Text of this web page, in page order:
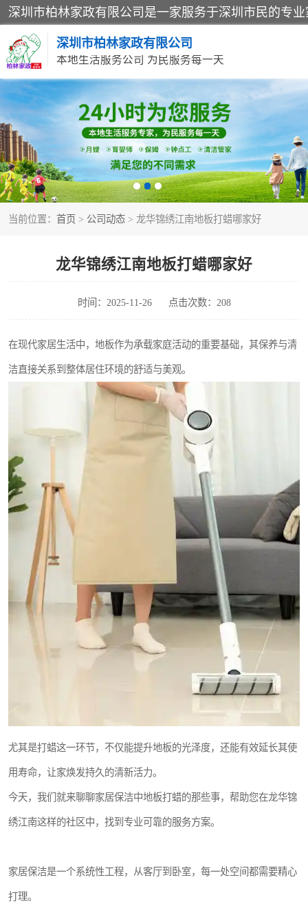
深圳市柏林家政有限公司
本地生活服务公司 为民服务每一天
当前位置： 首页 > 公司动态 > 龙华锦绣江南地板打蜡哪家好
龙华锦绣江南地板打蜡哪家好
时间：2025-11-26 点击次数：208
在现代家居生活中，地板作为承载家庭活动的重要基础，其保养与清
洁直接关系到整体居住环境的舒适与美观。
尤其是打蜡这一环节，不仅能提升地板的光泽度，还能有效延长其使
用寿命，让家焕发持久的清新活力。
今天，我们就来聊聊家居保洁中地板打蜡的那些事，帮助您在龙华锦
绣江南这样的社区中，找到专业可靠的服务方案。
家居保洁是一个系统性工程，从客厅到卧室，每一处空间都需要精心
打理。
家居保洁
家庭保姆